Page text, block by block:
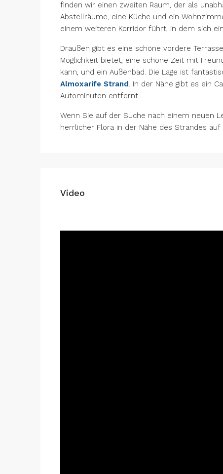
finden wir einen zweiten Raum, der als
Abstellräume, eine Küche und ein
einem weiteren Korridor führt, in dem sich
Draußen gibt es eine schöne vordere
Möglichkeit bietet, eine schöne Zeit mit
kann, und ein Außenbad. Die Lage ist
Almoxarife Strand. In der Nähe gibt es ein
Autominuten entfernt.
Wenn Sie auf der Suche nach einem neuen
herrlicher Flora in der Nähe des Strandes
Video